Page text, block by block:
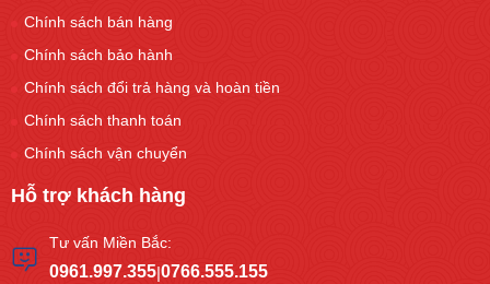
Chính sách bán hàng
Chính sách bảo hành
Chính sách đổi trả hàng và hoàn tiền
Chính sách thanh toán
Chính sách vận chuyển
Hỗ trợ khách hàng
Tư vấn Miền Bắc:
0961.997.355|0766.555.155